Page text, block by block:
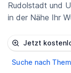
Rudolstadt und
in der Nähe Ihr
Jetzt
Suche nach